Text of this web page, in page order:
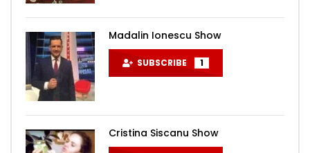
Madalin Ionescu Show
SUBSCRIBE 1
Cristina Siscanu Show